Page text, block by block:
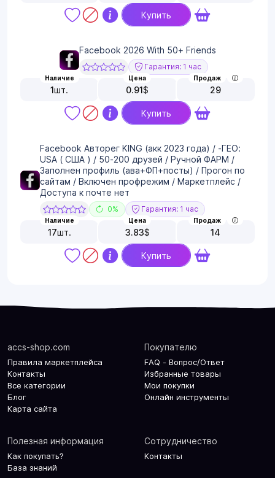
Купить
Facebook 2026 With 50+ Friends
Гарантия: 1 час
Наличие
1шт.
Цена
0.91$
Продаж
29
Купить
Facebook Авторег KING (акк 2023 года) / -ГЕО:
USA ( США ) / 50-200 друзей / Ручной ФАРМ /
Заполнен профиль (ава+ФП+посты) / Прогон по
сайтам / Включен профрежим / Маркетплейс /
Доступа к почте нет
0% Гарантия: 1 час
Наличие
17шт.
Цена
3.83$
Продаж
14
Купить
accs-shop.com
Правила маркетплейса
Контакты
Все категории
Блог
Карта сайта
Покупателю
FAQ - Вопрос/Ответ
Избранные товары
Мои покупки
Онлайн инструменты
Полезная информация
Как покупать?
База знаний
Сотрудничество
Контакты